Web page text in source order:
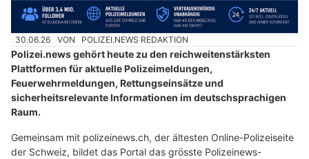
30.06.26 VON POLIZEI.NEWS REDAKTION
Polizei.news gehört heute zu den reichweitenstärksten
Plattformen für aktuelle Polizeimeldungen,
Feuerwehrmeldungen, Rettungseinsätze und
sicherheitsrelevante Informationen im deutschsprachigen
Raum.
Gemeinsam mit polizeinews.ch, der ältesten Online-Polizeiseite
der Schweiz, bildet das Portal das grösste Polizeinews-